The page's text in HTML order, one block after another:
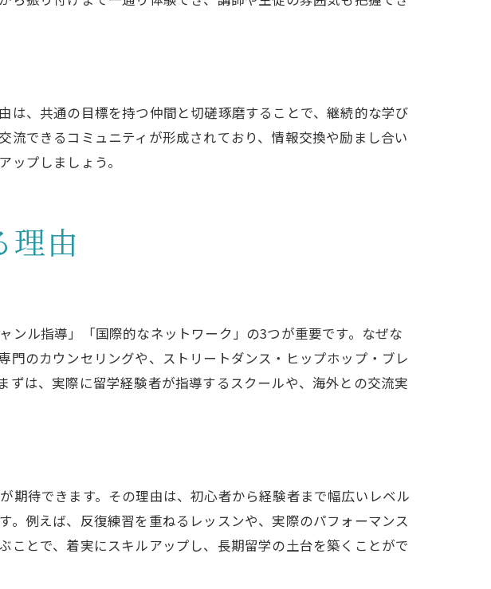
の本格レッスン
び場
び場を探す
スクール選択
、共通の目標を持つ仲間と切磋琢磨することで、継続的な学び
できるコミュニティが形成されており、情報交換や励まし合い
プしましょう。
理由
ル指導」「国際的なネットワーク」の3つが重要です。なぜな
のカウンセリングや、ストリートダンス・ヒップホップ・ブレ
は、実際に留学経験者が指導するスクールや、海外との交流実
待できます。その理由は、初心者から経験者まで幅広いレベル
例えば、反復練習を重ねるレッスンや、実際のパフォーマンス
とで、着実にスキルアップし、長期留学の土台を築くことがで